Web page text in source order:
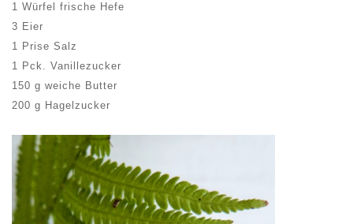
1 Würfel frische Hefe
3 Eier
1 Prise Salz
1 Pck. Vanillezucker
150 g weiche Butter
200 g Hagelzucker